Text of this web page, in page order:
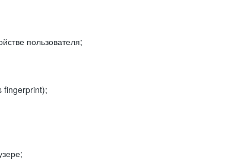
пользователя;
fingerprint);